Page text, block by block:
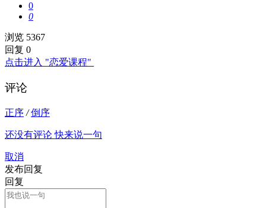
0
0
浏览 5367
回复 0
点击进入 "恋爱课程"
评论
正序 / 倒序
还没有评论 快来说一句
取消
发布回复
回复